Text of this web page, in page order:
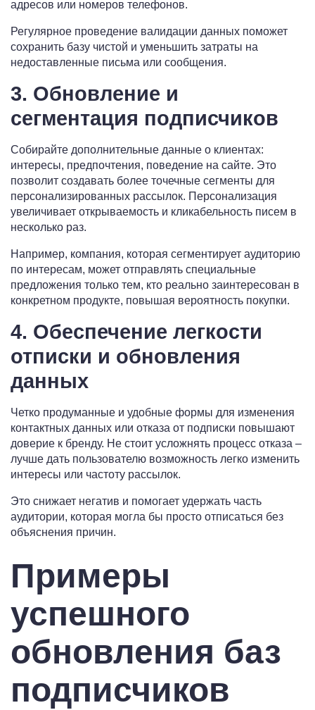
адресов или номеров телефонов.
Регулярное проведение валидации данных поможет
сохранить базу чистой и уменьшить затраты на
недоставленные письма или сообщения.
3. Обновление и
сегментация подписчиков
Собирайте дополнительные данные о клиентах:
интересы, предпочтения, поведение на сайте. Это
позволит создавать более точечные сегменты для
персонализированных рассылок. Персонализация
увеличивает открываемость и кликабельность писем в
несколько раз.
Например, компания, которая сегментирует аудиторию
по интересам, может отправлять специальные
предложения только тем, кто реально заинтересован в
конкретном продукте, повышая вероятность покупки.
4. Обеспечение легкости
отписки и обновления
данных
Четко продуманные и удобные формы для изменения
контактных данных или отказа от подписки повышают
доверие к бренду. Не стоит усложнять процесс отказа –
лучше дать пользователю возможность легко изменить
интересы или частоту рассылок.
Это снижает негатив и помогает удержать часть
аудитории, которая могла бы просто отписаться без
объяснения причин.
Примеры
успешного
обновления баз
подписчиков